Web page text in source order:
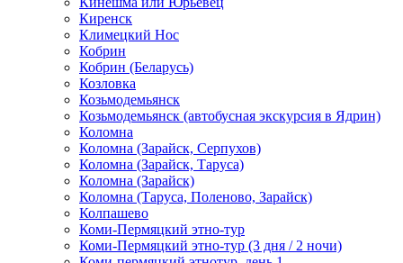
Киренск
Климецкий Нос
Кобрин
Кобрин (Беларусь)
Козловка
Козьмодемьянск
Козьмодемьянск (автобусная экскурсия в Ядрин)
Коломна
Коломна (Зарайск, Серпухов)
Коломна (Зарайск, Таруса)
Коломна (Зарайск)
Коломна (Таруса, Поленово, Зарайск)
Колпашево
Коми-Пермяцкий этно-тур
Коми-Пермяцкий этно-тур (3 дня / 2 ночи)